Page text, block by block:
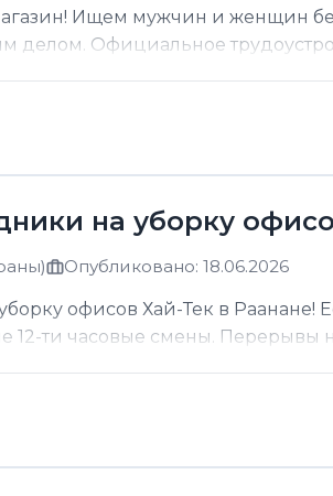
Ищем мужчин и женщин
делом. Официальное
на уборку
Опубликовано: 18.06.2026
офисов Хай-Тек в Раанане!
12-ти часовые смены. Перерывы